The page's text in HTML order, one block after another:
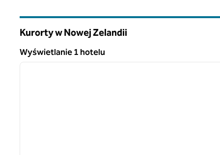
Kurorty w Nowej Zelandii
Wyświetlanie 1 hotelu
Wyświetlanie 1 hotelu
1 z 12